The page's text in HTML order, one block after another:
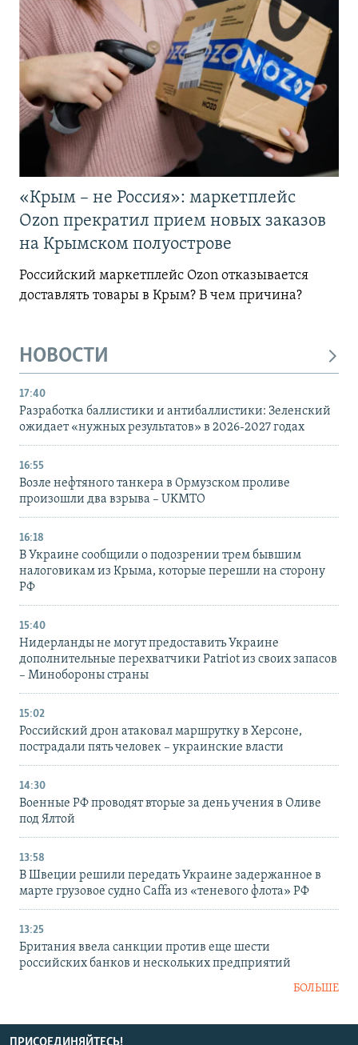
«Крым – не Россия»: маркетплейс
Ozon прекратил прием новых заказов
на Крымском полуострове
Российский маркетплейс Ozon отказывается
доставлять товары в Крым? В чем причина?
НОВОСТИ
17:40
Разработка баллистики и антибаллистики: Зеленский
ожидает «нужных результатов» в 2026-2027 годах
16:55
Возле нефтяного танкера в Ормузском проливе
произошли два взрыва – UKMTO
16:18
В Украине сообщили о подозрении трем бывшим
налоговикам из Крыма, которые перешли на сторону
РФ
15:40
Нидерланды не могут предоставить Украине
дополнительные перехватчики Patriot из своих запасов
– Минобороны страны
15:02
Российский дрон атаковал маршрутку в Херсоне,
пострадали пять человек – украинские власти
14:30
Военные РФ проводят вторые за день учения в Оливе
под Ялтой
13:58
В Швеции решили передать Украине задержанное в
марте грузовое судно Caffa из «теневого флота» РФ
13:25
Британия ввела санкции против еще шести
российских банков и нескольких предприятий
БОЛЬШЕ